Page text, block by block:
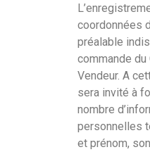
coordonnées
préalable
commande du
Vendeur. A
sera invité à
nombre
personnelles
et prénom,